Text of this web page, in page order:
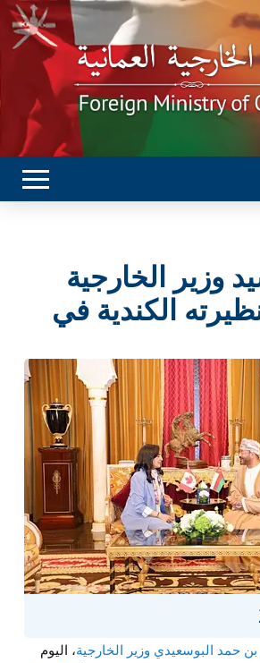
وزير الخارجية
الكندية في
بن حمد البوسعيدي وزير الخارجية، اليوم